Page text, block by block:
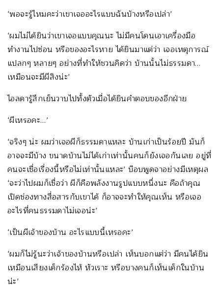
‘พอจะรู้ไหมคะว่าเขาเจออะไรแบบฉันบ้างหรือเปล่า’
‘ผมไม่ได้ยินว่าเขาเจอแบบคุณนะ ไม่มีคนโดนเอาเครื่องมือ
ทำงานไปซ่อน หรือของอะไรหาย ได้ยินมาแต่ว่า เจอเหตุการณ์
แปลกๆ หลายๆ อย่างที่ทำให้ชวนคิดว่า บ้านนั้นไม่ธรรมดา…
เหมือนจะมีผีสิงน่ะ’
ไอลดารู้สึกเย็นวาบไปทั้งตัวเมื่อได้ยินคำตอบของอีกฝ่าย
‘ผีเหรอคะ…’
‘จริงๆ น่ะ ผมว่าเจอผีก็ธรรมดาแหละ บ้านเก่าเป็นร้อยปี มันก็
อาจจะมีบ้าง ขนาดบ้านไม่ได้เก่าเท่านั้นคนก็ยังเจอกันเลย อยู่ที่
คนจะเชื่อเรื่องนี้หรือไม่เท่านั้นแหละ’ บ๊อบพูดจาอย่างมีเหตุผล
‘จะว่าไปผมก็เชื่อว่า ผีก็คือพลังงานรูปแบบหนึ่งนะ คือถ้าคุณ
เปิดช่องทางสื่อสารกับเขาได้ ก็อาจจะทำให้คุณเห็น หรือเจอ
อะไรที่คนธรรมดาไม่เจอน่ะ’
‘เป็นผีเจ้าของบ้าน อะไรแบบนี้เหรอคะ’
‘ผมก็ไม่รู้นะว่าเจ้าของบ้านหรือเปล่า เห็นบอกแต่ว่า มีคนได้ยิน
เหมือนเสียงเด็กร้องไห้ หัวเราะ หรือบางคนก็เห็นเด็กในบ้าน
น่ะ’